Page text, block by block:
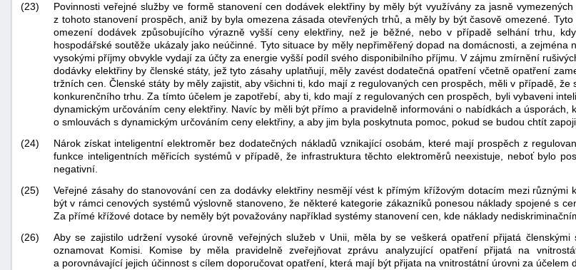
(23)
Povinnosti veřejné služby ve formě stanovení cen dodávek elektřiny by měly být využívány za jasně
z tohoto stanovení prospěch, aniž by byla omezena zásada otevřených trhů, a měly by být časově omezené.
omezení dodávek způsobujícího výrazně vyšší ceny elektřiny, než je běžné, nebo v případě selhání trhu,
hospodářské soutěže ukázaly jako neúčinné. Tyto situace by měly nepřiměřený dopad na domácnosti, a
vysokými příjmy obvykle vydají za účty za energie vyšší podíl svého disponibilního příjmu. V zájmu zmírnění
dodávky elektřiny by členské státy, jež tyto zásahy uplatňují, měly zavést dodatečná opatření včetně opatření
tržních cen. Členské státy by měly zajistit, aby všichni ti, kdo mají z regulovaných cen prospěch, měli v případě,
konkurenčního trhu. Za tímto účelem je zapotřebí, aby ti, kdo mají z regulovaných cen prospěch, byli vybaveni
dynamickým určováním ceny elektřiny. Navíc by měli být přímo a pravidelně informováni o nabídkách a
o smlouvách s dynamickým určováním ceny elektřiny, a aby jim byla poskytnuta pomoc, pokud se budou chtít
(24)
Nárok získat inteligentní elektroměr bez dodatečných nákladů vznikající osobám, které mají prospěch z
funkce inteligentních měřicích systémů v případě, že infrastruktura těchto elektroměrů neexistuje, neboť bylo
negativní.
(25)
Veřejné zásahy do stanovování cen za dodávky elektřiny nesmějí vést k přímým křížovým dotacím mezi
být v rámci cenových systémů výslovně stanoveno, že některé kategorie zákazníků ponesou náklady spojené s
Za přímé křížové dotace by neměly být považovány například systémy stanovení cen, kde náklady
(26)
Aby se zajistilo udržení vysoké úrovně veřejných služeb v Unii, měla by se veškerá opatření přijatá
oznamovat Komisi. Komise by měla pravidelně zveřejňovat zprávu analyzující opatření přijatá na
a porovnávající jejich účinnost s cílem doporučovat opatření, která mají být přijata na vnitrostátní úrovni za účelem